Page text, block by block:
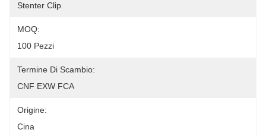
Stenter Clip
MOQ:
100 Pezzi
Termine Di Scambio:
CNF EXW FCA
Origine:
Cina